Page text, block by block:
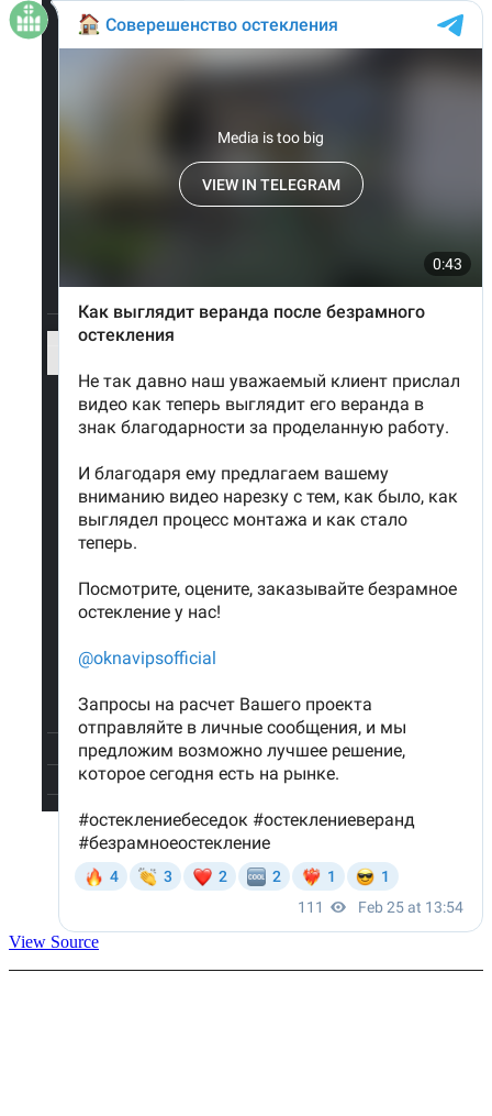
Наши
выполненных
Акции
остекление
остекление
Теплое
Наш блог
Контакты
View Source